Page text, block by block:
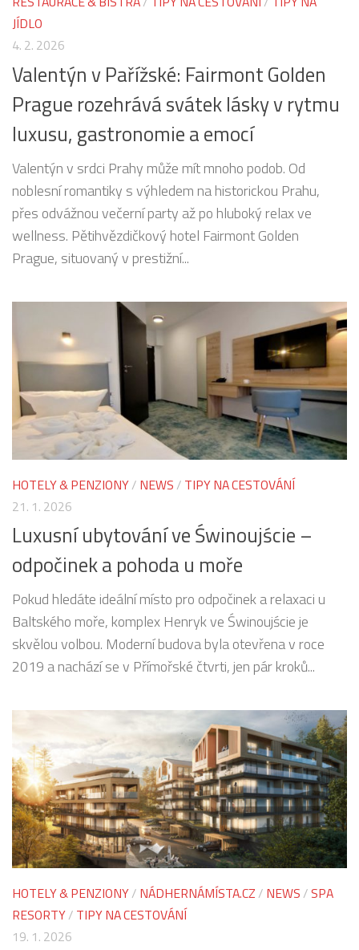
JÍDLO
4. 2. 2026
Valentýn v Pařížské: Fairmont Golden
Prague rozehrává svátek lásky v rytmu
luxusu, gastronomie a emocí
Valentýn v srdci Prahy může mít mnoho podob. Od
noblesní romantiky s výhledem na historickou Prahu,
přes odvážnou večerní party až po hluboký relax ve
wellness. Pětihvězdičkový hotel Fairmont Golden
Prague, situovaný v prestižní...
HOTELY & PENZIONY/ NEWS / TIPY NA CESTOVÁNÍ
21. 1. 2026
Luxusní ubytování ve Świnoujście –
odpočinek a pohoda u moře
Pokud hledáte ideální místo pro odpočinek a relaxaci u
Baltského moře, komplex Henryk ve Świnoujście je
skvělou volbou. Moderní budova byla otevřena v roce
2019 a nachází se v Přímořské čtvrti, jen pár kroků...
HOTELY & PENZIONY/ NÁDHERNÁMÍSTA.CZ / NEWS /SPA
RESORTY/ TIPY NA CESTOVÁNÍ
19. 1. 2026